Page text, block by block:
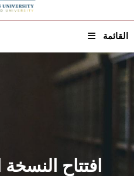
القائمة
افتتاح